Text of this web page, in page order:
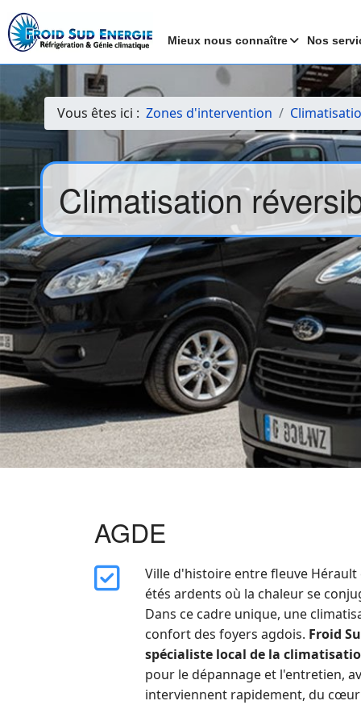
Mieux nous connaître Nos
Vous êtes ici : Zones d'intervention
Climatisation
AGDE
far
fa-
square-
check
Ville d'histoire entre fleuve
étés ardents où la chaleur se
Dans ce cadre unique, une
confort des foyers agdois. Froid
spécialiste local de la
pour le dépannage et l'entretien,
interviennent rapidement, du